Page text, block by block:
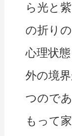
ら光と
の折り
心理状
外の境
つので
もって